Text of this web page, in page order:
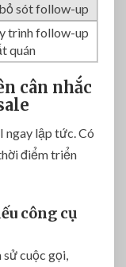
sót follow-up
trình follow-up
quán
cân nhắc
ngay lập tức. Có
điểm triển
công cụ
cuộc gọi,